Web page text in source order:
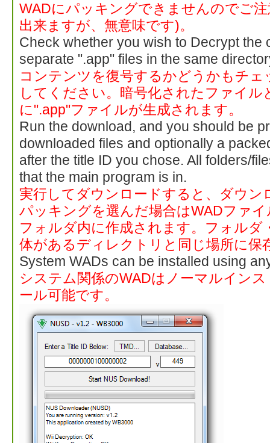
WADにパッキングできませんのでご
出来ますが、無意味です)。
Check whether you wish to Decrypt the
separate ".app" files in the same
コンテンツを復号するかどうかもチ
してください。暗号化されたファイル
に".app"ファイルが生成されます。
Run the download, and you should be
downloaded files and optionally a
after the title ID you chose. All folders/
that the main program is in.
実行してダウンロードすると、ダウン
パッキングを選んだ場合はWADファ
フォルダ内に作成されます。フォルダ
体があるディレクトリと同じ場所に保
System WADs can be installed using
システム関係のWADはノーマルイン
ール可能です。